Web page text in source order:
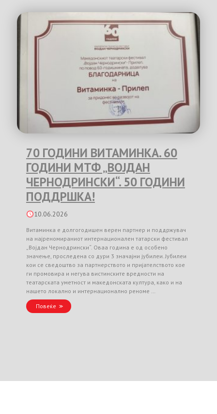
70 ГОДИНИ ВИТАМИНКА. 60
ГОДИНИ МТФ „ВОЈДАН
ЧЕРНОДРИНСКИ“. 50 ГОДИНИ
ПОДДРШКА!
10.06.2026
Витаминка е долгогодишен верен партнер и поддржувач
на најреномираниот интернационален татарски фестивал
„Војдан Чернодрински“. Оваа година е од особено
значење, проследена со дури 3 значајни јубилеи. Јубилеи
кои се сведоштво за партнерството и пријателството кое
ги промовира и негува вистинските вредности на
театарската уметност и македонската култура, како и на
нашето локално и интернационално реноме …
Повеќе